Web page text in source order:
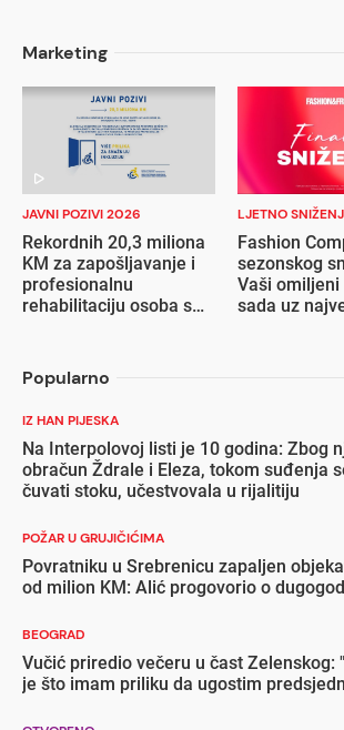
Marketing
JAVNI POZIVI 2026
Rekordnih 20,3 miliona
KM za zapošljavanje i
profesionalnu
rehabilitaciju osoba s
LJETNO
Fashion
sezonskog
Vaši omiljeni
sada uz
Popularno
IZ HAN PIJESKA
Na Interpolovoj listi je 10 godina: Zbog
obračun Ždrale i Eleza, tokom suđenja
čuvati stoku, učestvovala u rijalitiju
POŽAR U GRUJIČIĆIMA
Povratniku u Srebrenicu zapaljen
od milion KM: Alić progovorio o
BEOGRAD
Vučić priredio večeru u čast Zelenskog:
je što imam priliku da ugostim